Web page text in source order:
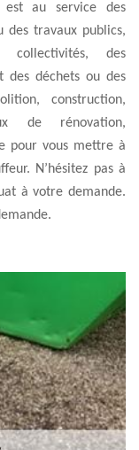
est au service des
des travaux publics,
des
des déchets ou des
construction,
de rénovation,
pour vous mettre à
N’hésitez pas à
à votre demande.